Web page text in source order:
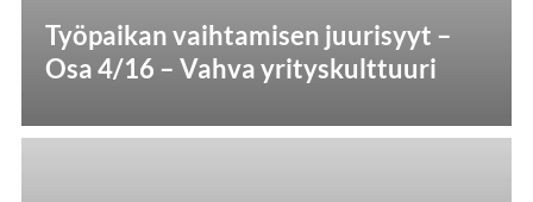
Työpaikan vaihtamisen juurisyyt –
Osa 4/16 – Vahva yrityskulttuuri